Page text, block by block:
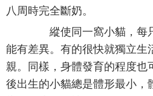
八周時完全斷奶。
縱使同一窩小貓，每
能有差異。有的很快就獨立生
親。同樣，身體發育的程度也
後出生的小貓總是體形最小，